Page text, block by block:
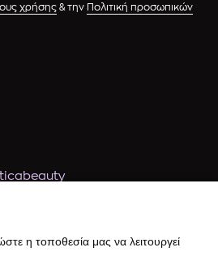
χρήσης & την
Πολιτική προσωπικών
η τοποθεσία μας να λειτουργεί